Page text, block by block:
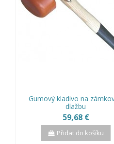
Gumový kladivo na
dlažbu
59,68 €
Přidat do košíku